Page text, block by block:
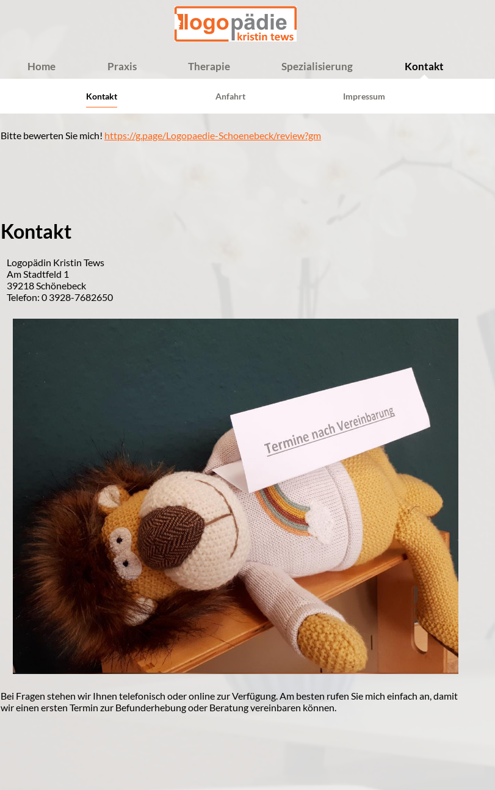
Home Praxis Therapie Spezialisierung Kontakt
Kontakt Anfahrt Impressum
Bitte bewerten Sie mich! https://g.page/Logopaedie-Schoenebeck/review?gm
Kontakt
Logopädin Kristin Tews
Am Stadtfeld 1
39218 Schönebeck
Telefon: 0 3928-7682650
Bei Fragen stehen wir Ihnen telefonisch oder online zur Verfügung. Am besten rufen Sie mich einfach an, damit
wir einen ersten Termin zur Befunderhebung oder Beratung vereinbaren können.